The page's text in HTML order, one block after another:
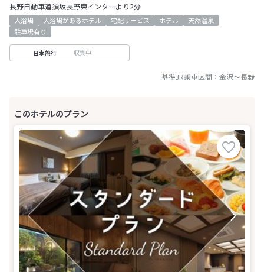
長野自動車道須坂長野東インターより2分
大浴場 大浴場があるホテル 宅配サービス ホテル
天然温泉
駐車場有り
日本旅行 収集中
基準JR乗車区間： 金沢～長野